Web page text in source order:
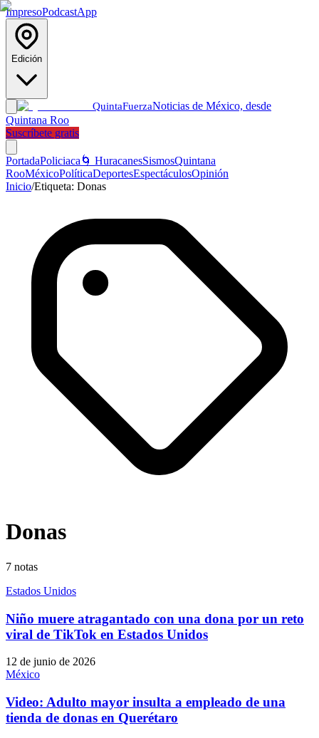
ImpresoPodcastApp
Edición
QuintaFuerzaNoticias de México, desde
Quintana Roo
Suscríbete gratis
PortadaPoliciaca 🌀 HuracanesSismosQuintana
RooMéxicoPolíticaDeportesEspectáculosOpinión
Inicio/Etiqueta: Donas
Donas
7 notas
Estados Unidos
Niño muere atragantado con una dona por un reto
viral de TikTok en Estados Unidos
12 de junio de 2026
México
Video: Adulto mayor insulta a empleado de una
tienda de donas en Querétaro